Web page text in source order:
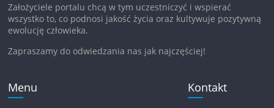
Założyciele portalu chcą w tym uczestniczyć i wspierać
wszystko to, co podnosi jakość życia oraz kultywuje pozytywną
ewolucję człowieka.
Zapraszamy do odwiedzania nas jak najczęściej!
Menu Kontakt